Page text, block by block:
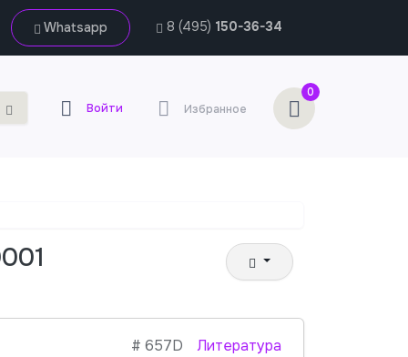
Whatsapp 8 (495) 150-36-34
Войти Избранное
0
# 657D Литература